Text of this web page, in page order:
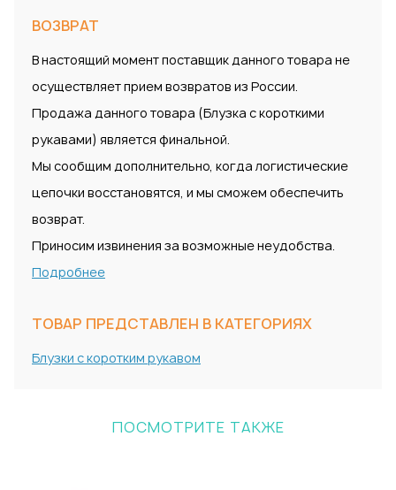
ВОЗВРАТ
В настоящий момент поставщик данного товара не
осуществляет прием возвратов из России.
Продажа данного товара (Блузка с короткими
рукавами) является финальной.
Мы сообщим дополнительно, когда логистические
цепочки восстановятся, и мы сможем обеспечить
возврат.
Приносим извинения за возможные неудобства.
Подробнее
ТОВАР ПРЕДСТАВЛЕН В КАТЕГОРИЯХ
Блузки с коротким рукавом
ПОСМОТРИТЕ ТАКЖЕ